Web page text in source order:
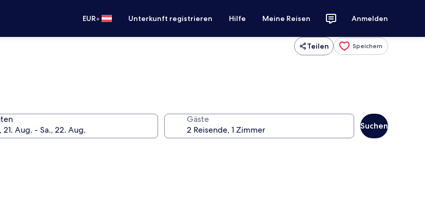
EUR• Unterkunft registrieren Hilfe Meine Reisen Anmelden
Teilen Speichern
Gäste
Suchen